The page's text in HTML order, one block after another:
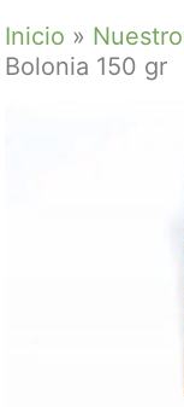
Inicio »
Bolonia 150 gr